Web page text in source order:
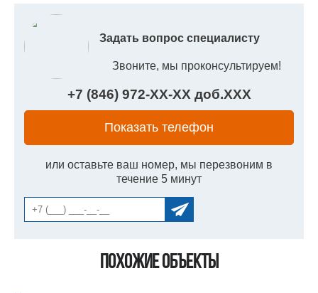
Задать вопрос специалисту
Звоните, мы проконсультируем!
+7 (846) 972-XX-XXдоб.XXX
Показать телефон
или оставьте ваш номер, мы перезвоним в
течение 5 минут
Похожие объекты